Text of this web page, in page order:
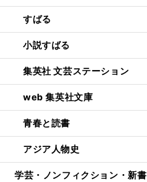
すばる
小説すばる
集英社 文芸ステーション
web 集英社文庫
青春と読書
アジア人物史
学芸・ノンフィクション・新書